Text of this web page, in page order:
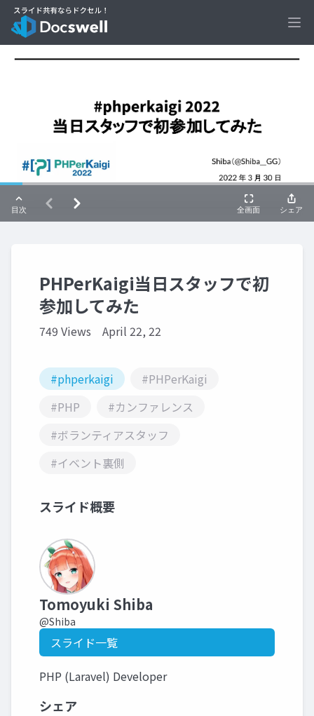
PHPerKaigi当日スタッフで初
参加してみた
749 Views April 22, 22
#phperkaigi
#PHPerKaigi
#PHP
#カンファレンス
#ボランティアスタッフ
#イベント裏側
スライド概要
Tomoyuki Shiba
@Shiba
スライド一覧
PHP (Laravel) Developer
シェア